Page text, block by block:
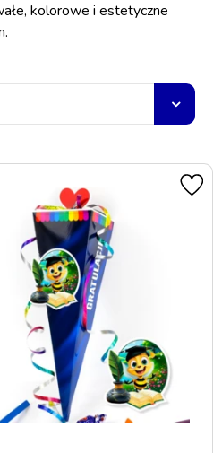
kolorowe i estetyczne